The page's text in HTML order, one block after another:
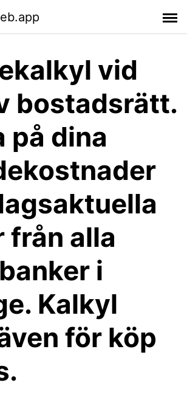
vid
bostadsrätt.
på dina
från alla
i
Kalkyl
för köp